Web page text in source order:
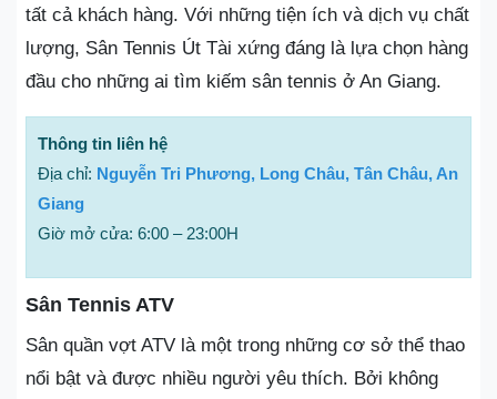
tất cả khách hàng. Với những tiện ích và dịch vụ chất
lượng, Sân Tennis Út Tài xứng đáng là lựa chọn hàng
đầu cho những ai tìm kiếm sân tennis ở An Giang.
Thông tin liên hệ
Địa chỉ: Nguyễn Tri Phương, Long Châu, Tân Châu, An
Giang
Giờ mở cửa: 6:00 – 23:00H
Sân Tennis ATV
Sân quần vợt ATV là một trong những cơ sở thể thao
nổi bật và được nhiều người yêu thích. Bởi không